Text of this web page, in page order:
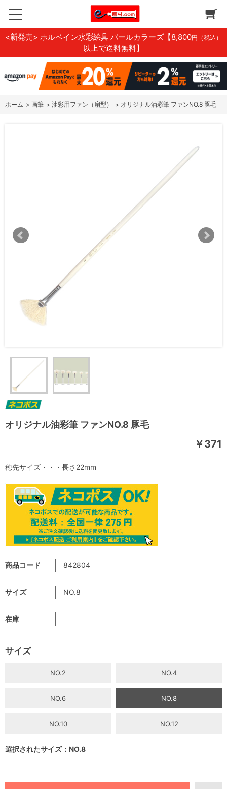
<新発売> ホルベイン水彩絵具 パールカラーズ 【8,800円（税込）
以上で送料無料】
ホーム > 画筆 > 油彩用ファン（扇型） > オリジナル油彩筆 ファンNO.8 豚毛
オリジナル油彩筆 ファンNO.8 豚毛
￥371
商品コード 842804
サイズ NO.8
在庫
サイズ
NO.2 NO.4
NO.6 NO.8
NO.10 NO.12
選択されたサイズ：NO.8
穂先サイズ・・・長さ22mm